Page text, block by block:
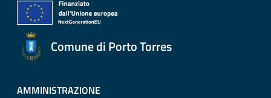
Comune di Porto Torres
AMMINISTRAZIONE